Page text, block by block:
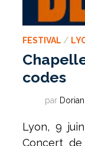
FESTIVAL /
codes
par
Lyon, 9
Concert de